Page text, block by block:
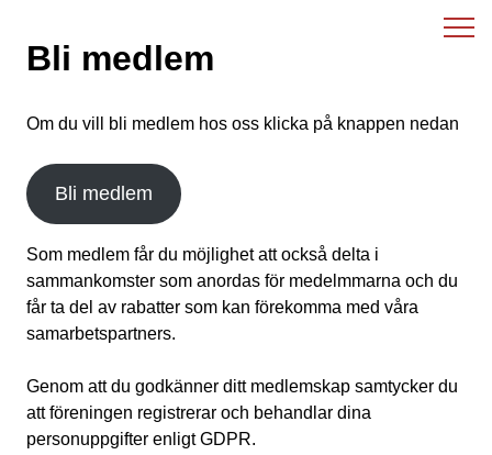
contentBli medlem
Om du vill bli medlem hos oss klicka på knappen nedan
Bli medlem
Som medlem får du möjlighet att också delta i
sammankomster som anordas för medelmmarna och du
får ta del av rabatter som kan förekomma med våra
samarbetspartners.
Genom att du godkänner ditt medlemskap samtycker du
att föreningen registrerar och behandlar dina
personuppgifter enligt GDPR.